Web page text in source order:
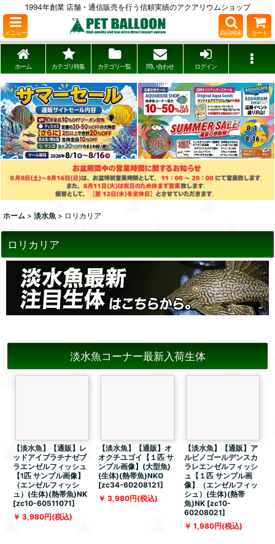
1994年創業 店舗・通信販売を行う信頼実績のアクアリウムショップ
メニュー 商品検索 カート
ホーム カテゴリ特集 カテゴリ一覧 問い合わせ ログイン
ホーム > 淡水魚 > ロリカリア
ロリカリア
淡水魚コーナー最新入荷生体
【淡水魚】【通販】レ
ッドアイプラチナゼブ
ラエンゼルフィッシュ
【1匹 サンプル画像】
（エンゼルフィッシ
ュ）(生体)(熱帯魚)NK
[zc10-60511071]
3,980円(税込)
【淡水魚】【通販】オ
オクチユゴイ【１匹 サ
ンプル画像】(大型魚)
(生体)(熱帯魚)NKO
[zc34-60208121]
3,980円(税込)
【淡水魚】【通販】ア
ルビノゴールデンスカ
ラレエンゼルフィッシ
ュ【１匹 サンプル画
像】（エンゼルフィッ
シュ）(生体)(熱帯
魚)NK [zc10-
60208021]
1,980円(税込)